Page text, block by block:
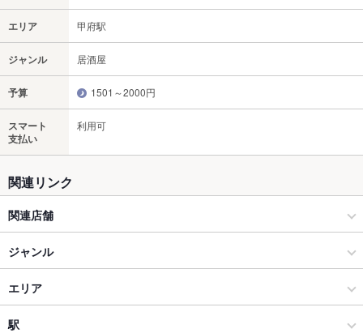
エリア 甲府駅
ジャンル 居酒屋
予算 1501～2000円
スマート
支払い
利用可
関連リンク
関連店舗
白木屋
ジャンル
居酒屋
創作
エリア
甲府駅
駅